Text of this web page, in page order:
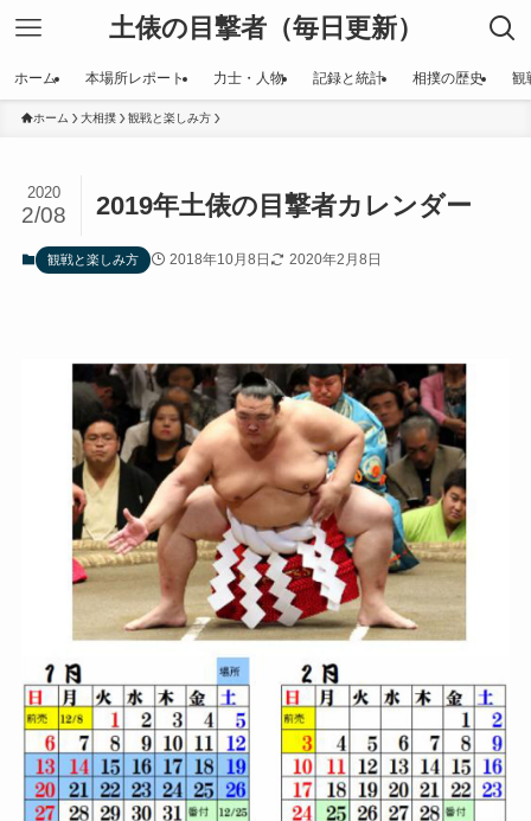
土俵の目撃者（毎日更新）
ホーム 本場所レポート 力士・人物 記録と統計 相撲の歴史 観
ホーム 大相撲 観戦と楽しみ方
2019年土俵の目撃者カレンダー
2020
2/08
観戦と楽しみ方 2018年10月8日 2020年2月8日